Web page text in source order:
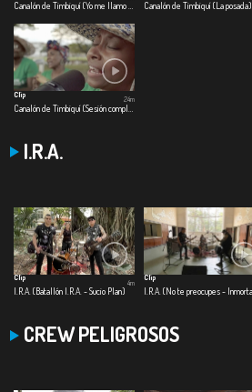
Canalón de Timbiquí (La posada)
Clip
24m
I.R.A.
Clip
I.R.A. (Batallón I.R.A. - Sucio Plan)
4m
Clip
CREW PELIGROSOS